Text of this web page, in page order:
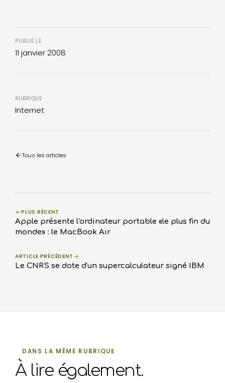
PUBLIÉ LE
11 janvier 2008
RUBRIQUE
Internet
Tous les articles
PLUS RÉCENT
Apple présente l'ordinateur portable «le plus fin du
monde» : le MacBook Air
ARTICLE PRÉCÉDENT
Le CNRS se dote d'un supercalculateur signé IBM
DANS LA MÊME RUBRIQUE
À lire également.